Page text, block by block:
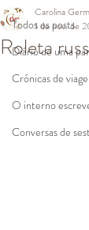
Todos os posts
Diário de uma
Crónicas de
O interno
Conversas de
Roleta
Carolina
1 de nov. de